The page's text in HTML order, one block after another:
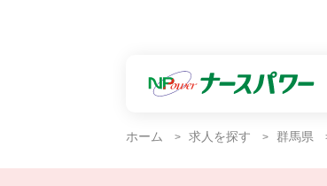
ホーム 求人を探す 群馬県